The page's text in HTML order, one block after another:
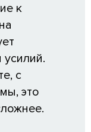
к
с
это